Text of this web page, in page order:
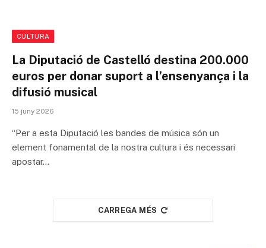
CULTURA
La Diputació de Castelló destina 200.000
euros per donar suport a l’ensenyança i la
difusió musical
15 juny 2026
“Per a esta Diputació les bandes de música són un
element fonamental de la nostra cultura i és necessari
apostar…
CARREGA MÉS